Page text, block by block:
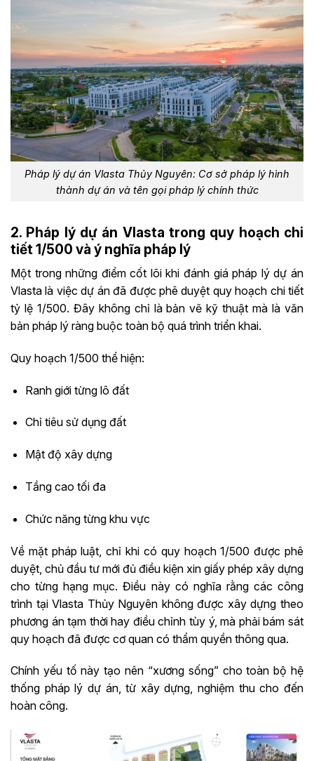
Pháp lý dự án Vlasta Thủy Nguyên: Cơ sở pháp lý hình
thành dự án và tên gọi pháp lý chính thức
2. Pháp lý dự án Vlasta trong quy hoạch chi
tiết 1/500 và ý nghĩa pháp lý
Một trong những điểm cốt lõi khi đánh giá pháp lý dự án
Vlasta là việc dự án đã được phê duyệt quy hoạch chi tiết
tỷ lệ 1/500. Đây không chỉ là bản vẽ kỹ thuật mà là văn
bản pháp lý ràng buộc toàn bộ quá trình triển khai.
Quy hoạch 1/500 thể hiện:
Ranh giới từng lô đất
Chỉ tiêu sử dụng đất
Mật độ xây dựng
Tầng cao tối đa
Chức năng từng khu vực
Về mặt pháp luật, chỉ khi có quy hoạch 1/500 được phê
duyệt, chủ đầu tư mới đủ điều kiện xin giấy phép xây dựng
cho từng hạng mục. Điều này có nghĩa rằng các công
trình tại Vlasta Thủy Nguyên không được xây dựng theo
phương án tạm thời hay điều chỉnh tùy ý, mà phải bám sát
quy hoạch đã được cơ quan có thẩm quyền thông qua.
Chính yếu tố này tạo nên “xương sống” cho toàn bộ hệ
thống pháp lý dự án, từ xây dựng, nghiệm thu cho đến
hoàn công.